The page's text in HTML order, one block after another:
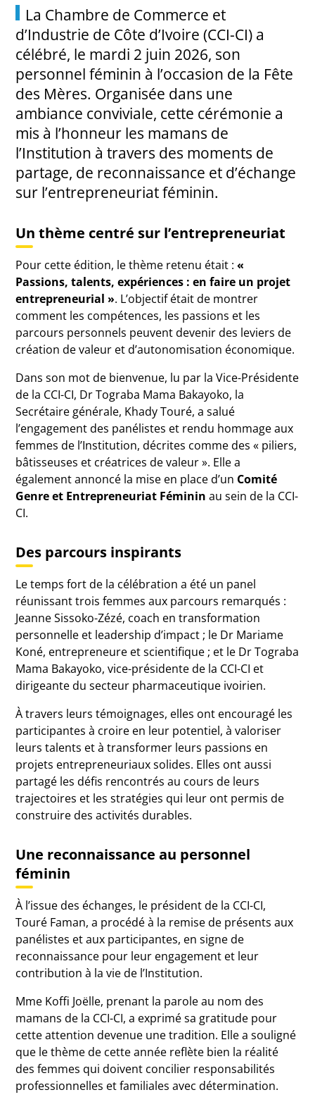
La Chambre de Commerce et
d’Industrie de Côte d’Ivoire (CCI-CI) a
célébré, le mardi 2 juin 2026, son
personnel féminin à l’occasion de la Fête
des Mères. Organisée dans une
ambiance conviviale, cette cérémonie a
mis à l’honneur les mamans de
l’Institution à travers des moments de
partage, de reconnaissance et d’échange
sur l’entrepreneuriat féminin.
Un thème centré sur l’entrepreneuriat
Pour cette édition, le thème retenu était :«
Passions, talents, expériences : en faire un projet
entrepreneurial ». L’objectif était de montrer
comment les compétences, les passions et les
parcours personnels peuvent devenir des leviers de
création de valeur et d’autonomisation économique.
Dans son mot de bienvenue, lu par la Vice-Présidente
de la CCI-CI, Dr Tograba Mama Bakayoko, la
Secrétaire générale, Khady Touré, a salué
l’engagement des panélistes et rendu hommage aux
femmes de l’Institution, décrites comme des « piliers,
bâtisseuses et créatrices de valeur ». Elle a
également annoncé la mise en place d’un Comité
Genre et Entrepreneuriat Féminin au sein de la CCI-
CI.
Des parcours inspirants
Le temps fort de la célébration a été un panel
réunissant trois femmes aux parcours remarqués :
Jeanne Sissoko-Zézé, coach en transformation
personnelle et leadership d’impact ; le Dr Mariame
Koné, entrepreneure et scientifique ; et le Dr Tograba
Mama Bakayoko, vice-présidente de la CCI-CI et
dirigeante du secteur pharmaceutique ivoirien.
À travers leurs témoignages, elles ont encouragé les
participantes à croire en leur potentiel, à valoriser
leurs talents et à transformer leurs passions en
projets entrepreneuriaux solides. Elles ont aussi
partagé les défis rencontrés au cours de leurs
trajectoires et les stratégies qui leur ont permis de
construire des activités durables.
Une reconnaissance au personnel
féminin
À l’issue des échanges, le président de la CCI-CI,
Touré Faman, a procédé à la remise de présents aux
panélistes et aux participantes, en signe de
reconnaissance pour leur engagement et leur
contribution à la vie de l’Institution.
Mme Koffi Joëlle, prenant la parole au nom des
mamans de la CCI-CI, a exprimé sa gratitude pour
cette attention devenue une tradition. Elle a souligné
que le thème de cette année reflète bien la réalité
des femmes qui doivent concilier responsabilités
professionnelles et familiales avec détermination.